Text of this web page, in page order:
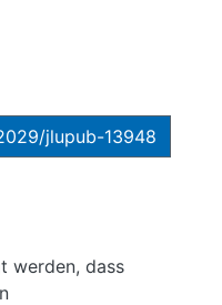
jlupub-13948
werden, dass